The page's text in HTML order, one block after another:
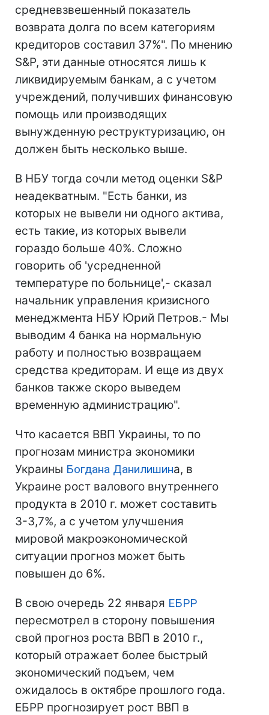
средневзвешенный показатель
возврата долга по всем категориям
кредиторов составил 37%". По мнению
S&P, эти данные относятся лишь к
ликвидируемым банкам, а с учетом
учреждений, получивших финансовую
помощь или производящих
вынужденную реструктуризацию, он
должен быть несколько выше.
В НБУ тогда сочли метод оценки S&P
неадекватным. "Есть банки, из
которых не вывели ни одного актива,
есть такие, из которых вывели
гораздо больше 40%. Сложно
говорить об 'усредненной
температуре по больнице',- сказал
начальник управления кризисного
менеджмента НБУ Юрий Петров.- Мы
выводим 4 банка на нормальную
работу и полностью возвращаем
средства кредиторам. И еще из двух
банков также скоро выведем
временную администрацию".
Что касается ВВП Украины, то по
прогнозам министра экономики
Украины Богдана Данилишина, в
Украине рост валового внутреннего
продукта в 2010 г. может составить
3-3,7%, а с учетом улучшения
мировой макроэкономической
ситуации прогноз может быть
повышен до 6%.
В свою очередь 22 января ЕБРР
пересмотрел в сторону повышения
свой прогноз роста ВВП в 2010 г.,
который отражает более быстрый
экономический подъем, чем
ожидалось в октябре прошлого года.
ЕБРР прогнозирует рост ВВП в